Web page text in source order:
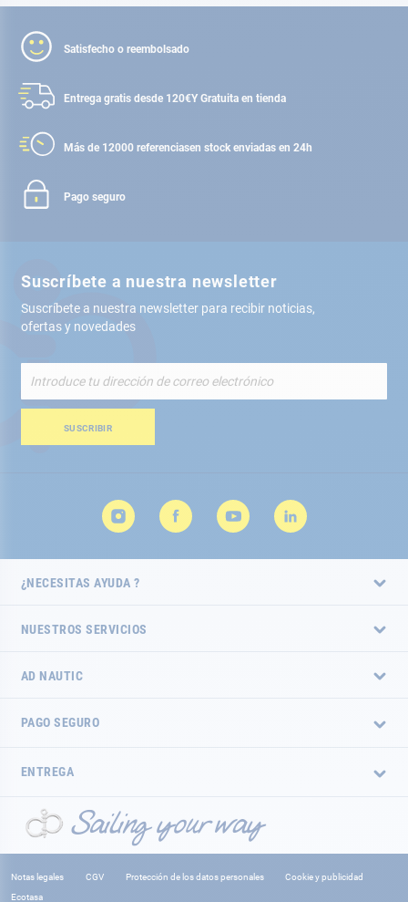
Satisfecho o reembolsado
Entrega gratis desde 120€Y Gratuita en tienda
Más de 12000 referenciasen stock enviadas en 24h
Pago seguro
Suscríbete a nuestra newsletter
Suscríbete a nuestra newsletter para recibir noticias,
ofertas y novedades
nuestro
de
SUSCRIBIR
¿NECESITAS AYUDA ?
NUESTROS SERVICIOS
AD NAUTIC
PAGO SEGURO
ENTREGA
Notas legales CGV Protección de los datos personales
Cookie y publicidad
Ecotasa